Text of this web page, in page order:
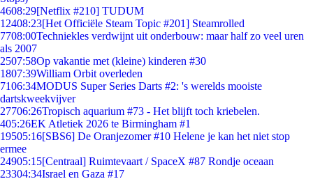
4608:29[Netflix #210] TUDUM
12408:23[Het Officiële Steam Topic #201] Steamrolled
7708:00Techniekles verdwijnt uit onderbouw: maar half zo veel uren
als 2007
2507:58Op vakantie met (kleine) kinderen #30
1807:39William Orbit overleden
7106:34MODUS Super Series Darts #2: 's werelds mooiste
dartskweekvijver
27706:26Tropisch aquarium #73 - Het blijft toch kriebelen.
405:26EK Atletiek 2026 te Birmingham #1
19505:16[SBS6] De Oranjezomer #10 Helene je kan het niet stop
ermee
24905:15[Centraal] Ruimtevaart / SpaceX #87 Rondje oceaan
23304:34Israel en Gaza #17